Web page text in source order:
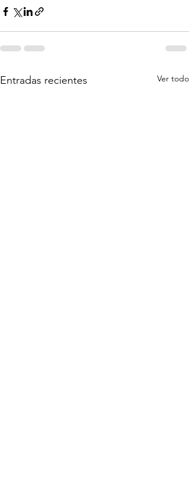
Entradas recientes Ver todo